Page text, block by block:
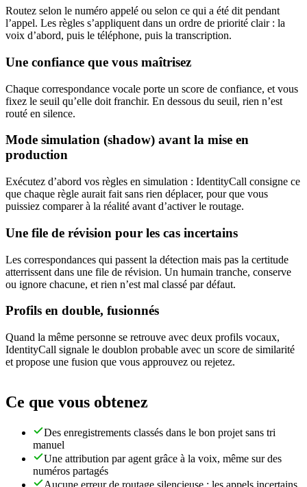
Routez selon le numéro appelé ou selon ce qui a été dit pendant
l’appel. Les règles s’appliquent dans un ordre de priorité clair : la
voix d’abord, puis le téléphone, puis la transcription.
Une confiance que vous maîtrisez
Chaque correspondance vocale porte un score de confiance, et vous
fixez le seuil qu’elle doit franchir. En dessous du seuil, rien n’est
routé en silence.
Mode simulation (shadow) avant la mise en
production
Exécutez d’abord vos règles en simulation : IdentityCall consigne ce
que chaque règle aurait fait sans rien déplacer, pour que vous
puissiez comparer à la réalité avant d’activer le routage.
Une file de révision pour les cas incertains
Les correspondances qui passent la détection mais pas la certitude
atterrissent dans une file de révision. Un humain tranche, conserve
ou ignore chacune, et rien n’est mal classé par défaut.
Profils en double, fusionnés
Quand la même personne se retrouve avec deux profils vocaux,
IdentityCall signale le doublon probable avec un score de similarité
et propose une fusion que vous approuvez ou rejetez.
Ce que vous obtenez
Des enregistrements classés dans le bon projet sans tri
manuel
Une attribution par agent grâce à la voix, même sur des
numéros partagés
Aucune erreur de routage silencieuse : les appels incertains